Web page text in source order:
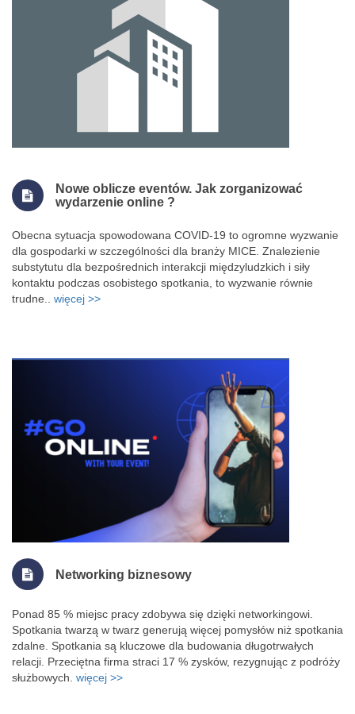
Nowe oblicze eventów. Jak zorganizować
wydarzenie online ?
Obecna sytuacja spowodowana COVID-19 to ogromne wyzwanie
dla gospodarki w szczególności dla branży MICE. Znalezienie
substytutu dla bezpośrednich interakcji międzyludzkich i siły
kontaktu podczas osobistego spotkania, to wyzwanie równie
trudne.. więcej >>
Networking biznesowy
Ponad 85 % miejsc pracy zdobywa się dzięki networkingowi.
Spotkania twarzą w twarz generują więcej pomysłów niż spotkania
zdalne. Spotkania są kluczowe dla budowania długotrwałych
relacji. Przeciętna firma straci 17 % zysków, rezygnując z podróży
służbowych. więcej >>